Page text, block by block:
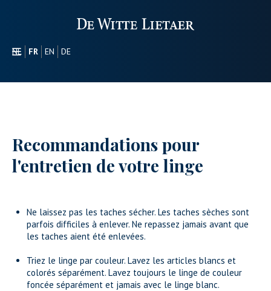
NL FR EN
DE
CONTACT
Recommandations pour
l'entretien de votre linge
Ne laissez pas les taches sécher. Les taches sèches sont
parfois difficiles à enlever. Ne repassez jamais avant que
les taches aient été enlevées.
Triez le linge par couleur. Lavez les articles blancs et
colorés séparément. Lavez toujours le linge de couleur
foncée séparément et jamais avec le linge blanc.